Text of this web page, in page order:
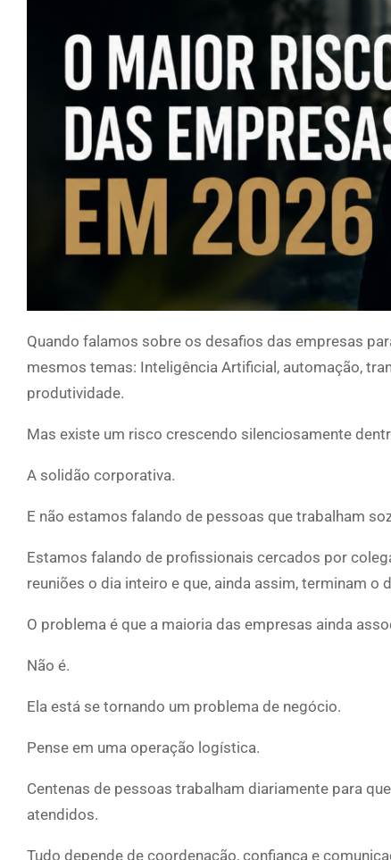
Quando falamos sobre os desafios das empresas
mesmos temas: Inteligência Artificial, automação,
produtividade.
Mas existe um risco crescendo silenciosamente
A solidão corporativa.
E não estamos falando de pessoas que trabalham
Estamos falando de profissionais cercados por
reuniões o dia inteiro e que, ainda assim, terminam
O problema é que a maioria das empresas ainda
Não é.
Ela está se tornando um problema de negócio.
Pense em uma operação logística.
Centenas de pessoas trabalham diariamente para
atendidos.
Tudo depende de coordenação, confiança e